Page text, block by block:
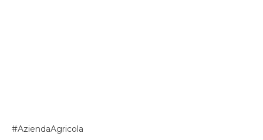
#AziendaAgricola